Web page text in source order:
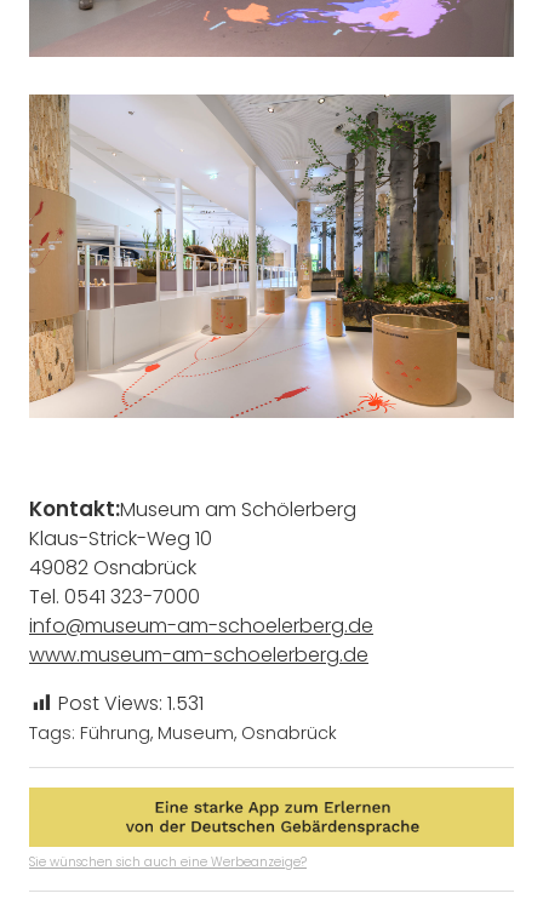
Kontakt:Museum am Schölerberg
Klaus-Strick-Weg 10
49082 Osnabrück
Tel. 0541 323-7000
info@museum-am-schoelerberg.de
www.museum-am-schoelerberg.de
Post Views: 1.531
Tags: Führung, Museum, Osnabrück
Sie wünschen sich auch eine Werbeanzeige?